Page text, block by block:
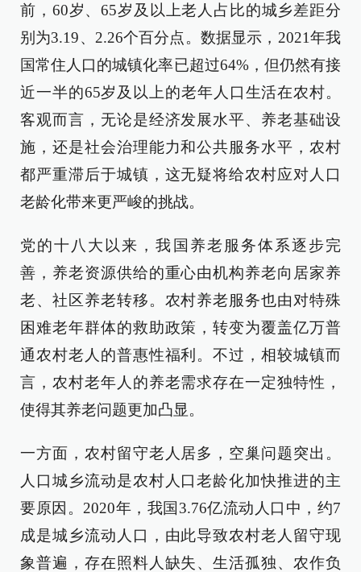
前，60岁、65岁及以上老人占比的城乡差距分
别为3.19、2.26个百分点。数据显示，2021年我
国常住人口的城镇化率已超过64%，但仍然有接
近一半的65岁及以上的老年人口生活在农村。
客观而言，无论是经济发展水平、养老基础设
施，还是社会治理能力和公共服务水平，农村
都严重滞后于城镇，这无疑将给农村应对人口
老龄化带来更严峻的挑战。
党的十八大以来，我国养老服务体系逐步完
善，养老资源供给的重心由机构养老向居家养
老、社区养老转移。农村养老服务也由对特殊
困难老年群体的救助政策，转变为覆盖亿万普
通农村老人的普惠性福利。不过，相较城镇而
言，农村老年人的养老需求存在一定独特性，
使得其养老问题更加凸显。
一方面，农村留守老人居多，空巢问题突出。
人口城乡流动是农村人口老龄化加快推进的主
要原因。2020年，我国3.76亿流动人口中，约7
成是城乡流动人口，由此导致农村老人留守现
象普遍，存在照料人缺失、生活孤独、农作负